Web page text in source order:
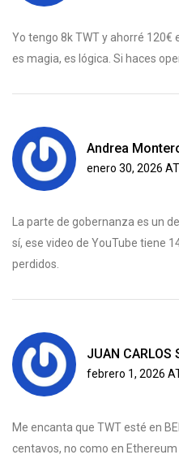
Yo tengo 8k TWT y ahorré 120€
es magia, es lógica. Si haces
Andrea
enero 30, 2026
La parte de gobernanza es un
sí, ese video de YouTube tiene
perdidos.
JUAN CARLOS
febrero 1, 2026
Me encanta que TWT esté en
centavos, no como en